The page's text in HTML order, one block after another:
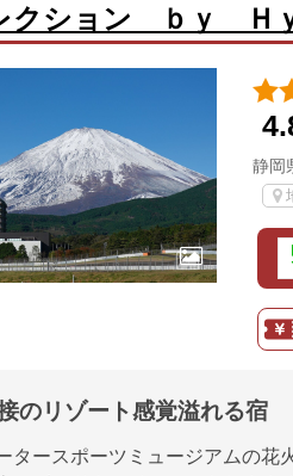
クション ｂｙ Ｈ
静岡
のリゾート感覚溢れる宿
タースポーツミュージアムの花